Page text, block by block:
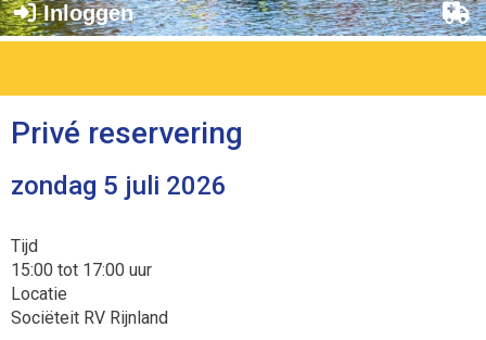
Inloggen
Privé reservering
zondag 5 juli 2026
Tijd
15:00 tot 17:00 uur
Locatie
Sociëteit RV Rijnland